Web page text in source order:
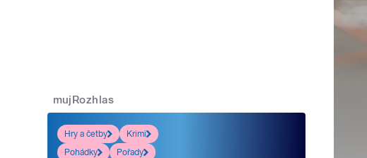
mujRozhlas
Hry a četby
Krimi
Pohádky
Pořady